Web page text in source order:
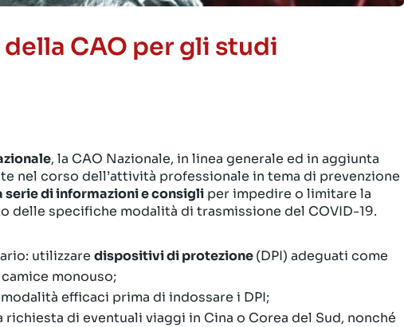
CAO per gli studi
, la CAO Nazionale, in linea generale ed in aggiunta
nel corso dell’attività professionale in tema di prevenzione
serie di informazioni e consigli per impedire o limitare la
delle specifiche modalità di trasmissione del COVID-19.
utilizzare dispositivi di protezione(DPI) adeguati come
monouso;
efficaci prima di indossare i DPI;
richiesta di eventuali viaggi in Cina o Corea del Sud, nonché